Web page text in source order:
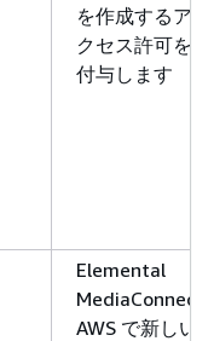
を作成するア
クセス許可を
付与します
Elemental
MediaConnect
AWS で新しい